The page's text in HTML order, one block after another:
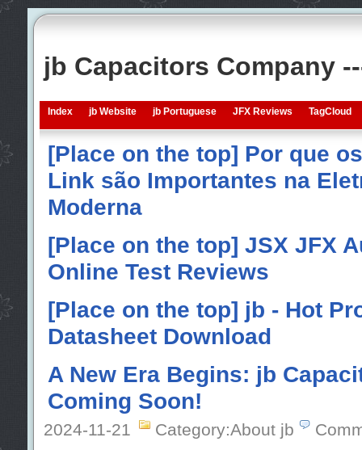
jb Capacitors Company
Index jb Website jb Portuguese JFX Reviews TagCloud
[Place on the top] Por que
Link são Importantes na
Moderna
[Place on the top] JSX JFX
Online Test Reviews
[Place on the top] jb - Hot
Datasheet Download
A New Era Begins: jb
Coming Soon!
2024-11-21 Category:About jb